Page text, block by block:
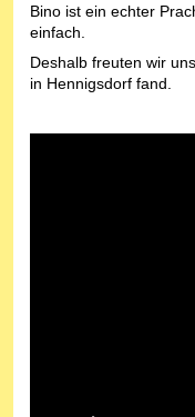
Bino ist ein echter
einfach.
Deshalb freuten wir
in Hennigsdorf fand.